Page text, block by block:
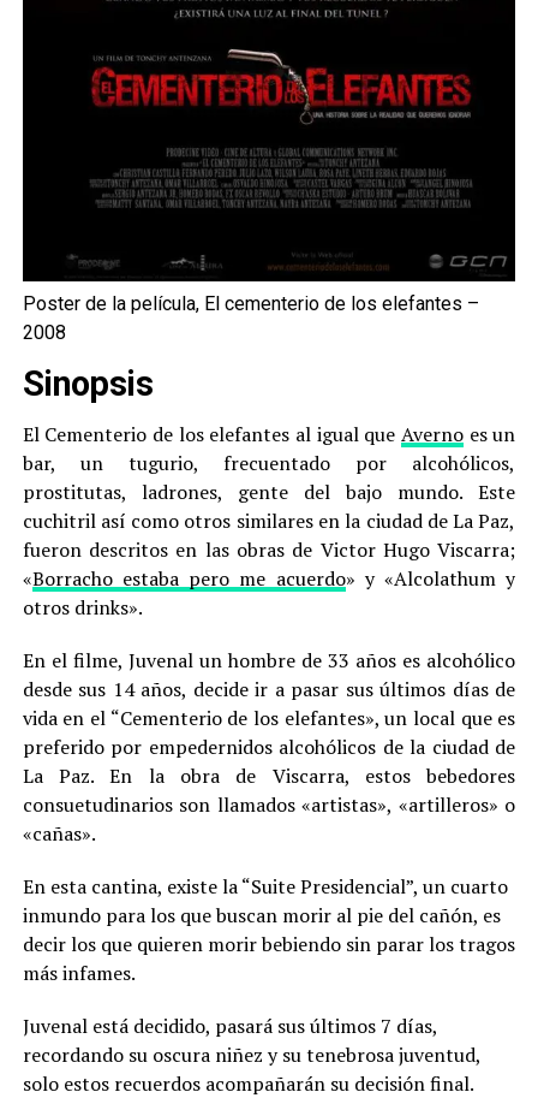
Poster de la película, El cementerio de los elefantes –
2008
Sinopsis
El Cementerio de los elefantes al igual que Avernoes un
bar, un tugurio, frecuentado por alcohólicos,
prostitutas, ladrones, gente del bajo mundo. Este
cuchitril así como otros similares en la ciudad de La Paz,
fueron descritos en las obras de Victor Hugo Viscarra;
«Borracho estaba pero me acuerdo» y «Alcolathum y
otros drinks».
En el filme, Juvenal un hombre de 33 años es alcohólico
desde sus 14 años, decide ir a pasar sus últimos días de
vida en el “Cementerio de los elefantes», un local que es
preferido por empedernidos alcohólicos de la ciudad de
La Paz. En la obra de Viscarra, estos bebedores
consuetudinarios son llamados «artistas», «artilleros» o
«cañas».
En esta cantina, existe la “Suite Presidencial”, un cuarto
inmundo para los que buscan morir al pie del cañón, es
decir los que quieren morir bebiendo sin parar los tragos
más infames.
Juvenal está decidido, pasará sus últimos 7 días,
recordando su oscura niñez y su tenebrosa juventud,
solo estos recuerdos acompañarán su decisión final.